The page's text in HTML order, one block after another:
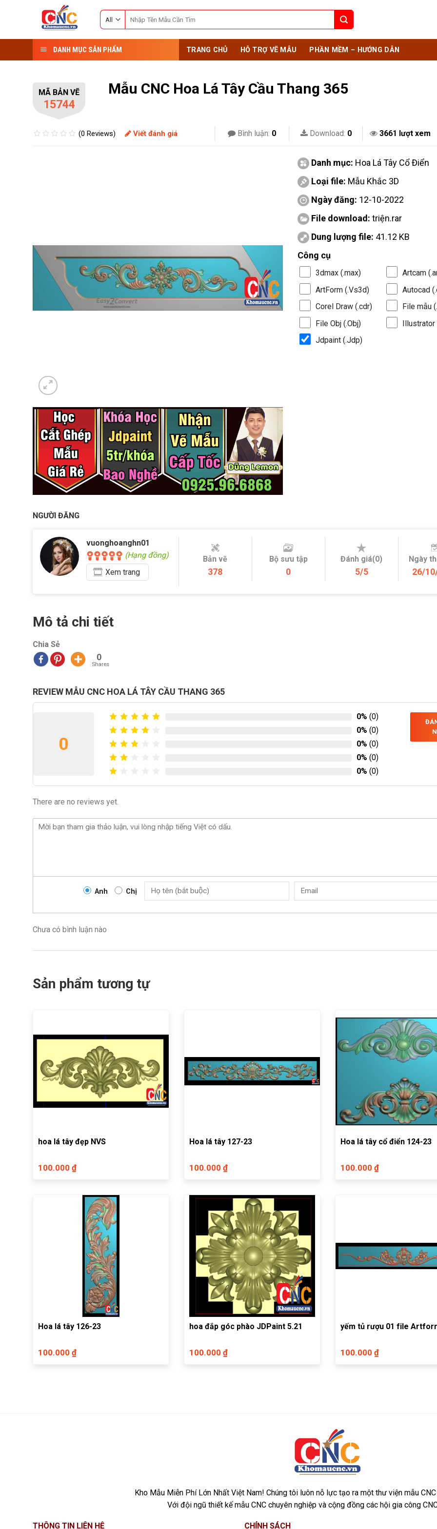
for:
DANH MỤC SẢN PHẨM TRANG CHỦ HỖ TRỢ VẼ MẪU PHẦN MỀM – HƯỚNG DẪN
MÃ BẢN VẼ
15744
Mẫu CNC Hoa Lá Tây Cầu Thang 365
(0 Reviews) Viết đánh giá Bình luận: 0 Download: 0 3661 lượt xem
Danh mục: Hoa Lá Tây Cổ Điển
Loại file: Mẫu Khắc 3D
Ngày đăng: 12-10-2022
File download: triện.rar
Dung lượng file: 41.12 KB
Công cụ
3dmax (.max)
Artcam
ArtForm (.Vs3d)
Autocad
Corel Draw (.cdr)
File mẫu
File Obj (.Obj)
Illustrator
Jdpaint (.Jdp)
NGƯỜI ĐĂNG
vuonghoanghn01
(Hạng đồng)
Xem trang
Bản vẽ
378
Bộ sưu tập
0
Đánh giá(0)
5/5
Ngày
26/
Mô tả chi tiết
Chia Sẻ
0
Shares
REVIEW MẪU CNC HOA LÁ TÂY CẦU THANG 365
0
0% (0)
0% (0)
0% (0)
0% (0)
0% (0)
There are no reviews yet.
Anh Chị
Chưa có bình luận nào
Sản phẩm tương tự
hoa lá tây đẹp NVS
100.000 ₫
Hoa lá tây 127-23
100.000 ₫
Hoa lá tây cổ điển 124-23
100.000 ₫
Hoa lá tây 126-23
100.000 ₫
hoa đắp góc phào JDPaint 5.21
100.000 ₫
yếm tủ rượu 01 file
100.000 ₫
Kho Mẫu Miễn Phí Lớn Nhất Việt Nam! Chúng tôi luôn nỗ lực tạo ra một thư viện mẫu
Với đội ngũ thiết kế mẫu CNC chuyên nghiệp và cộng đồng các hội gia công
THÔNG TIN LIÊN HỆ CHÍNH SÁCH